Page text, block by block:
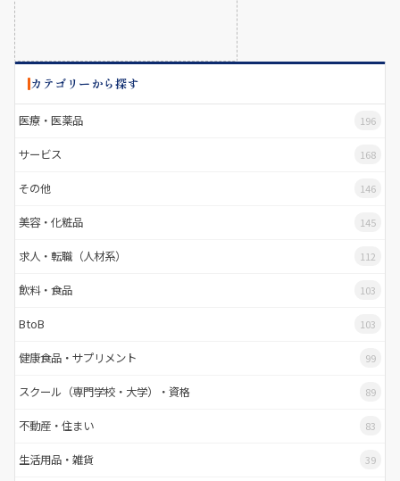
カテゴリーから探す
医療・医薬品 196
サービス 168
その他 146
美容・化粧品 145
求人・転職（人材系） 112
飲料・食品 103
BtoB 103
健康食品・サプリメント 99
スクール（専門学校・大学）・資格 89
不動産・住まい 83
生活用品・雑貨 39